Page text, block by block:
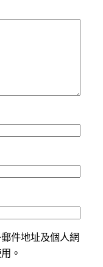
件地址及個人網
。